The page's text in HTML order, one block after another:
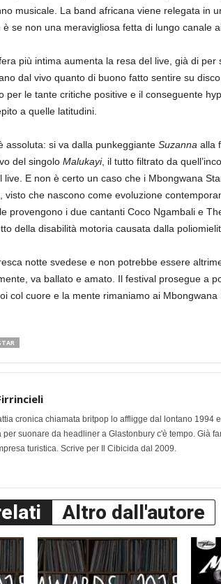
musicale. La band africana viene relegata in
se non una meravigliosa fetta di lungo canale
più intima aumenta la resa del live, già di per
dal vivo quanto di buono fatto sentire su
per le tante critiche positive e il conseguente
a quelle latitudini.
assoluta: si va dalla punkeggiante Suzanna alla
del singolo Malukayi, il tutto filtrato da
live. E non è certo un caso che i Mbongwana
visto che nascono come evoluzione
provengono i due cantanti Coco Ngambali e
della disabilità motoria causata dalla
notte svedese e non potrebbe essere
va ballato e amato. Il festival prosegue a
col cuore e la mente rimaniamo ai Mbongwana
cronica chiamata britpop lo affligge dal lontano 1994
per suonare da headliner a Glastonbury c'è tempo. Già
turistica. Scrive per Il Cibicida dal 2009.
Altro dall'autore